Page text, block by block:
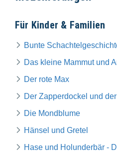
Für Kinder & Familien
Bunte
Das kleine Mammut und
Der rote Max
Der Zapperdockel und
Die Mondblume
Hänsel und Gretel
Hase und Holunderbär -